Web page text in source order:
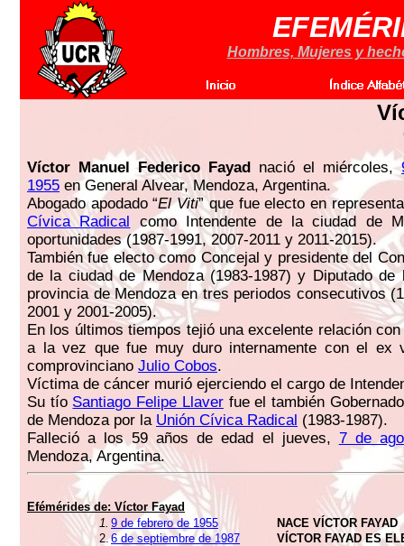
Hombres, Mujeres y
Víctor Manuel Federico Fayad nació el miércoles,
1955 en General Alvear, Mendoza, Argentina.
Abogado apodado “El Viti” que fue electo en
Cívica Radical como Intendente de la ciudad de
oportunidades (1987-1991, 2007-2011 y 2011-2015).
También fue electo como Concejal y presidente del
de la ciudad de Mendoza (1983-1987) y Diputado
provincia de Mendoza en tres periodos consecutivos
2001 y 2001-2005).
En los últimos tiempos tejió una excelente relación
a la vez que fue muy duro internamente con el ex
comprovinciano Julio Cobos.
Víctima de cáncer murió ejerciendo el cargo de
Su tío Santiago Felipe Llaverfue el también
de Mendoza por la Unión Cívica Radical (1983-1987).
Falleció a los 59 años de edad el jueves, 7 de
Mendoza, Argentina.
Efémérides de: Víctor Fayad
1. 9 de febrero de 1955
NACE VÍCTOR FAYAD
2.6 de septiembre de 1987
VÍCTOR FAYAD ES